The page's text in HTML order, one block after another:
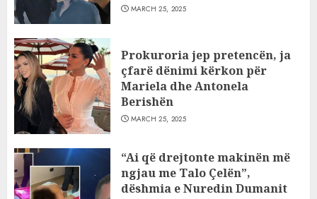
MARCH 25, 2025
Prokuroria jep pretencën, ja
çfarë dënimi kërkon për
Mariela dhe Antonela
Berishën
MARCH 25, 2025
“Ai që drejtonte makinën më
ngjau me Talo Çelën”,
dëshmia e Nuredin Dumanit